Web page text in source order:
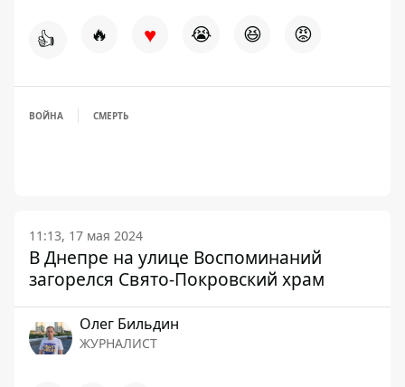
👍 🔥 ♥ 😭 😆 😡
ВОЙНА СМЕРТЬ
11:13, 17 мая 2024
В Днепре на улице Воспоминаний
загорелся Свято-Покровский храм
Олег Бильдин
ЖУРНАЛИСТ